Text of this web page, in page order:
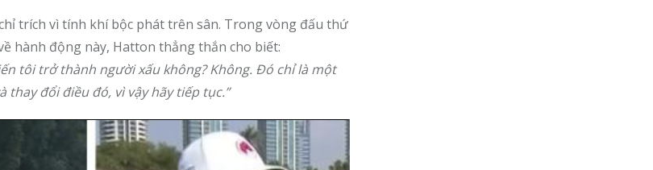
trích vì tính khí bộc phát trên sân. Trong vòng đấu thứ
hành động này, Hatton thẳng thắn cho biết:
tôi trở thành người xấu không? Không. Đó chỉ là một
đổi điều đó, vì vậy hãy tiếp tục.”